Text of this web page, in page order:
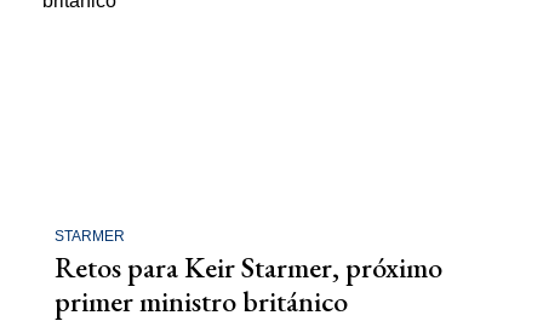
STARMER
Retos para Keir Starmer, próximo
primer ministro británico